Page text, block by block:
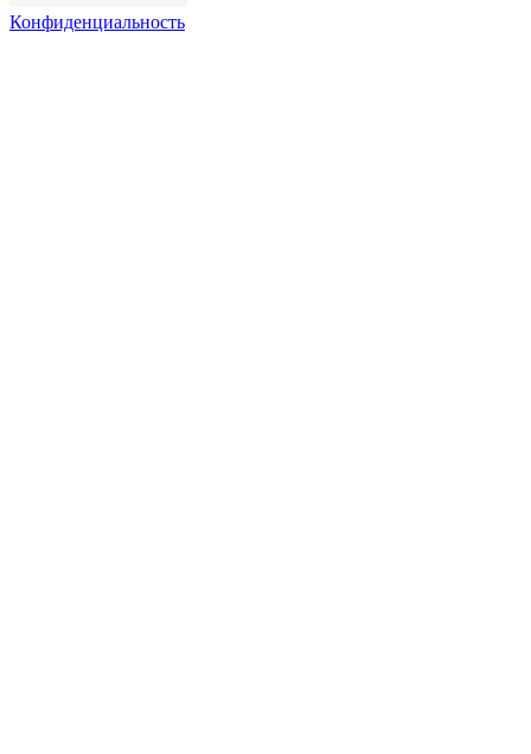
Конфиденциальность